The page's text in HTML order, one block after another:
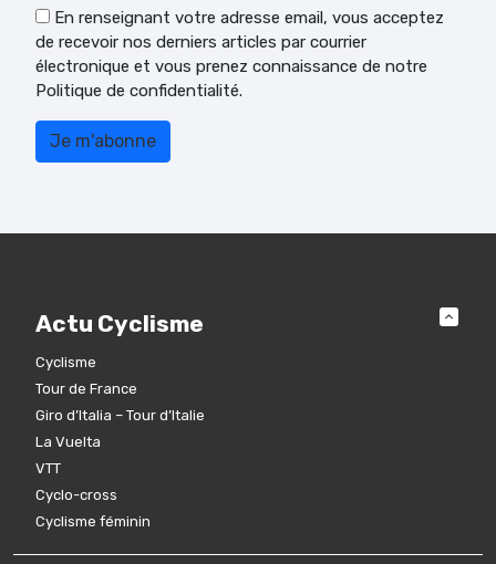
En renseignant votre adresse email, vous acceptez
de recevoir nos derniers articles par courrier
électronique et vous prenez connaissance de notre
Politique de confidentialité.
Actu Cyclisme
Cyclisme
Tour de France
Giro d’Italia – Tour d’Italie
La Vuelta
VTT
Cyclo-cross
Cyclisme féminin